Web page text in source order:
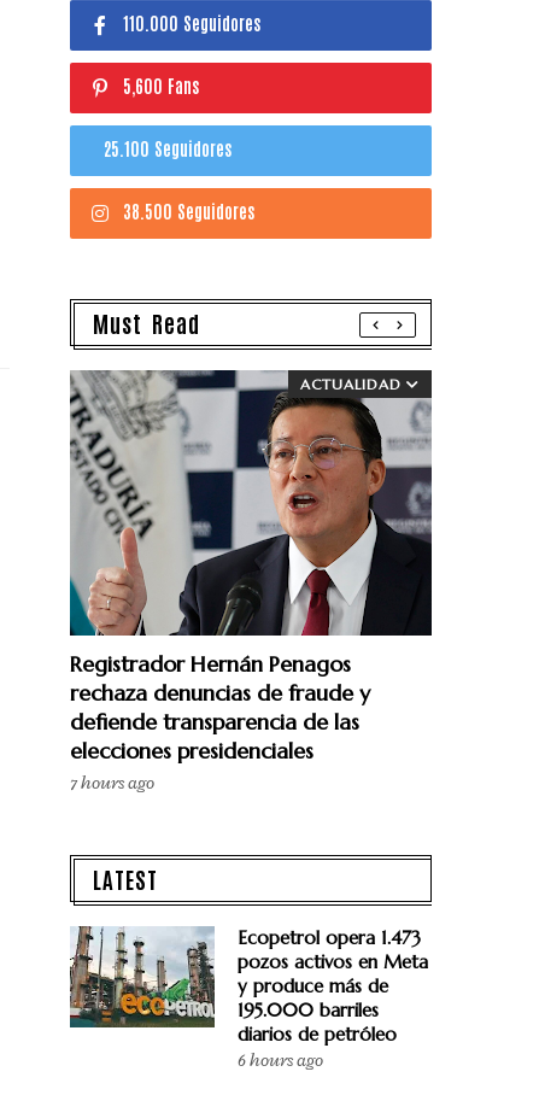
110.000 Seguidores
5,600 Fans
25.100 Seguidores
38.500 Seguidores
Must Read
ACTUALIDAD
Registrador Hernán Penagos
rechaza denuncias de fraude y
defiende transparencia de las
elecciones presidenciales
7 hours ago
LATEST
Ecopetrol opera 1.473
pozos activos en Meta
y produce más de
195.000 barriles
diarios de petróleo
6 hours ago